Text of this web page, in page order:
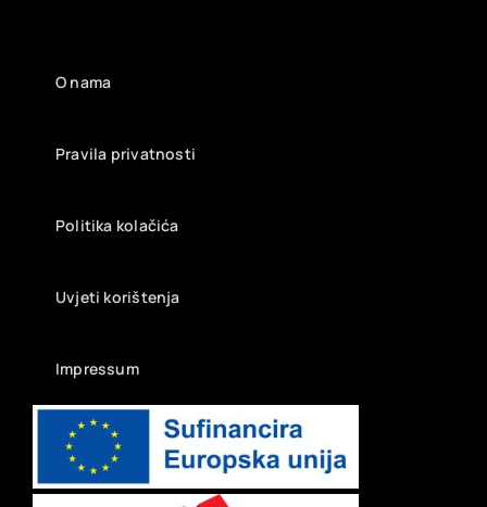
O nama
Pravila privatnosti
Politika kolačića
Uvjeti korištenja
Impressum